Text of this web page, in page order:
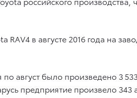
в августе 2016 года на
август было произведено 3
предприятие произвело 343